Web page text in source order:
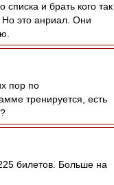
списка и брать кого так
это анриал. Они
пор по
тренируется, есть
билетов. Больше на